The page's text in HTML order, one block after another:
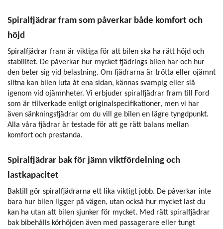
Spiralfjädrar fram som påverkar både komfort och
höjd
Spiralfjädrar fram är viktiga för att bilen ska ha rätt höjd och
stabilitet. De påverkar hur mycket fjädrings bilen har och hur
den beter sig vid belastning. Om fjädrarna är trötta eller ojämnt
slitna kan bilen luta åt ena sidan, kännas svampig eller slå
igenom vid ojämnheter. Vi erbjuder spiralfjädrar fram till Ford
som är tillverkade enligt originalspecifikationer, men vi har
även sänkningsfjädrar om du vill ge bilen en lägre tyngdpunkt.
Alla våra fjädrar är testade för att ge rätt balans mellan
komfort och prestanda.
Spiralfjädrar bak för jämn viktfördelning och
lastkapacitet
Baktill gör spiralfjädrarna ett lika viktigt jobb. De påverkar inte
bara hur bilen ligger på vägen, utan också hur mycket last du
kan ha utan att bilen sjunker för mycket. Med rätt spiralfjädrar
bak bibehålls körhöjden även med passagerare eller tungt